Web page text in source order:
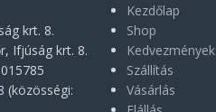
krt. 8.
Ifjúság krt. 8.
(közösségi:
Kezdőlap
Shop
Kedvezmények
Szállítás
Vásárlás